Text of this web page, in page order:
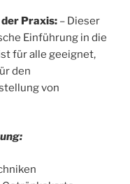
Praxis: – Dieser
Einführung in die
für alle geeignet,
den
von